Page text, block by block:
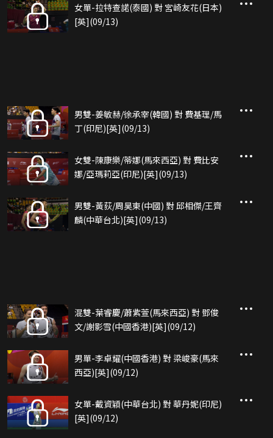
女單-拉特查諾(泰國) 對 宮崎友花(日本)
[英](09/13)
男雙-姜敏赫/徐承宰(韓國) 對 費基理/馬
丁(印尼)[英](09/13)
女雙-陳康樂/蒂娜(馬來西亞) 對 費比安
娜/亞瑪莉亞(印尼)[英](09/13)
男雙-黃荻/周昊東(中國) 對 邱相傑/王齊
麟(中華台北)[英](09/13)
混雙-葉睿慶/蕭紫萱(馬來西亞) 對 鄧俊
文/謝影雪(中國香港)[英](09/12)
男單-李卓耀(中國香港) 對 梁峻豪(馬來
西亞)[英](09/12)
女單-戴資穎(中華台北) 對 華丹妮(印尼)
[英](09/12)